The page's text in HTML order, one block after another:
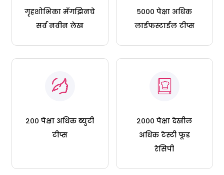
गृहशोभिका मॅगझिनचे
सर्व नवीन लेख
५००० पेक्षा अधिक
लाईफस्टाईल टीप्स
२०० पेक्षा अधिक ब्युटी
टीप्स
२००० पेक्षा देखील
अधिक टेस्टी फूड
रेसिपी